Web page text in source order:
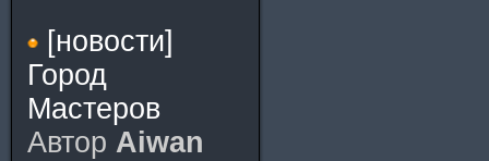
[новости]
Город
Мастеров
Автор Aiwan